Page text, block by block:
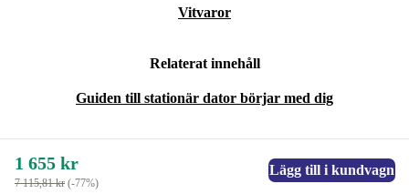
Vitvaror
Relaterat innehåll
Guiden till stationär dator börjar med dig
1 655 kr
7 115,81 kr (-77%)
Lägg till i kundvagn